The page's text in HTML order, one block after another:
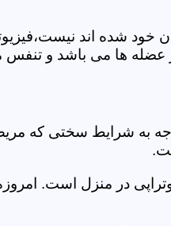
شده اند
ها می باشد و تنفس
به شرایط سختی که
در منزل است.